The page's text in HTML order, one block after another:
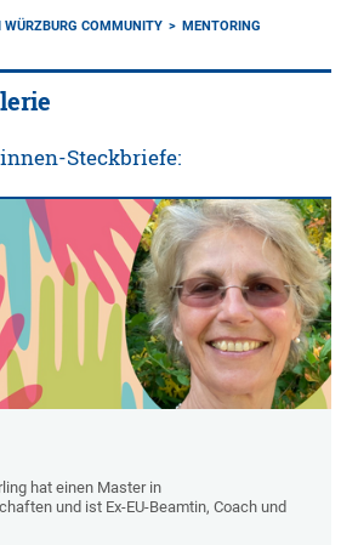
WÜRZBURG COMMUNITY
MENTORING
Steckbriefe:
hat einen Master in
und ist Ex-EU-Beamtin, Coach und